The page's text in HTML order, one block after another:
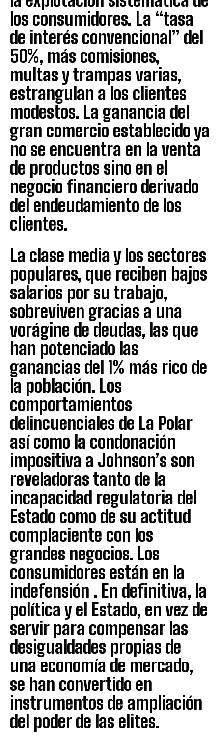
los consumidores. La “tasa
de interés convencional” del
50%, más comisiones,
multas y trampas varias,
estrangulan a los clientes
modestos. La ganancia del
gran comercio establecido ya
no se encuentra en la venta
de productos sino en el
negocio financiero derivado
del endeudamiento de los
clientes.
La clase media y los sectores
populares, que reciben bajos
salarios por su trabajo,
sobreviven gracias a una
vorágine de deudas, las que
han potenciado las
ganancias del 1% más rico de
la población. Los
comportamientos
delincuenciales de La Polar
así como la condonación
impositiva a Johnson’s son
reveladoras tanto de la
incapacidad regulatoria del
Estado como de su actitud
complaciente con los
grandes negocios. Los
consumidores están en la
indefensión . En definitiva, la
política y el Estado, en vez de
servir para compensar las
desigualdades propias de
una economía de mercado,
se han convertido en
instrumentos de ampliación
del poder de las elites.